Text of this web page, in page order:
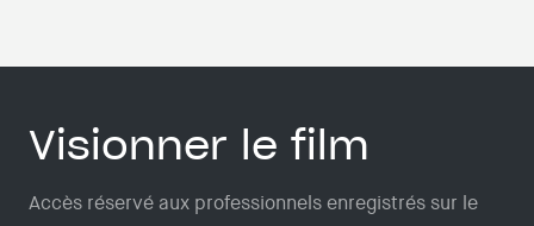
Visionner le film
Accès réservé aux professionnels enregistrés sur le